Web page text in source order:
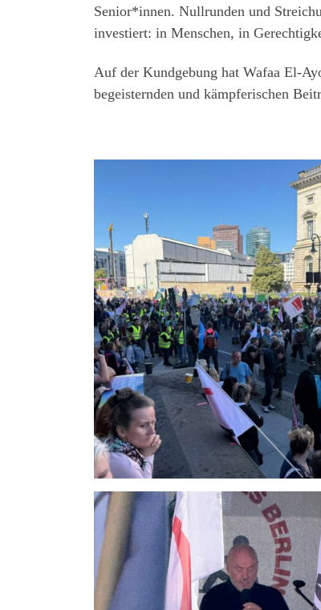
Senior*innen. Nullrunden und
investiert: in Menschen, in
Auf der Kundgebung hat Wafaa El-
begeisternden und kämpferischen